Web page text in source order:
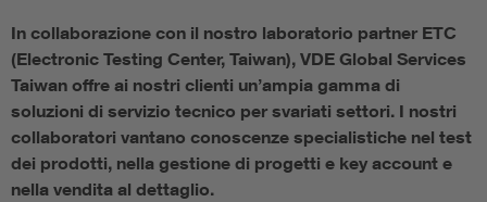
In collaborazione con il nostro laboratorio partner ETC
(Electronic Testing Center, Taiwan), VDE Global Services
Taiwan offre ai nostri clienti un’ampia gamma di
soluzioni di servizio tecnico per svariati settori. I nostri
collaboratori vantano conoscenze specialistiche nel test
dei prodotti, nella gestione di progetti e key account e
nella vendita al dettaglio.